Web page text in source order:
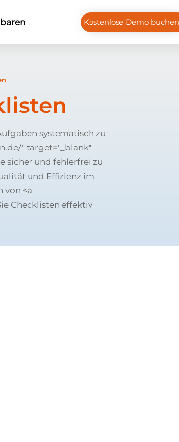
Kostenlose Demo buchen
systematisch zu
" target="_blank"
sicher und fehlerfrei zu
und Effizienz im
von <a
Checklisten effektiv